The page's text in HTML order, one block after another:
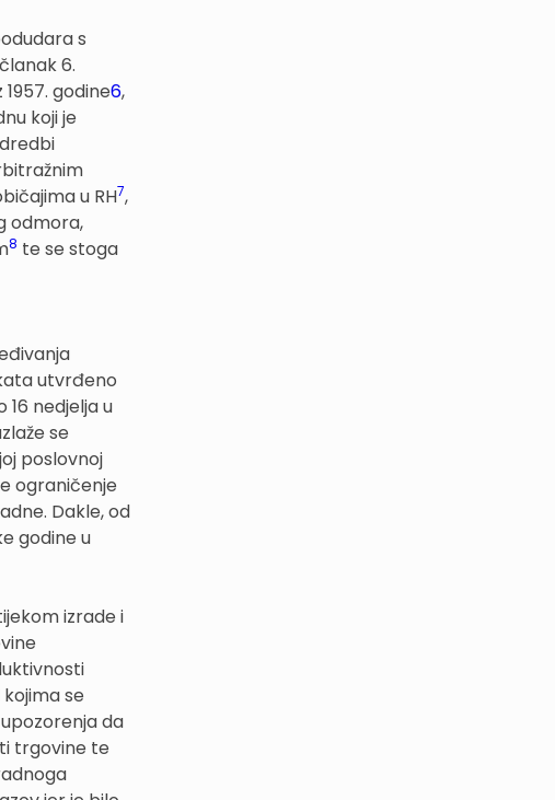
s
6.
godine6,
koji je
u RH7,
odmora,
8 te se stoga
utvrđeno
nedjelja u
se
poslovnoj
ograničenje
Dakle, od
godine u
izrade i
se
da
trgovine te